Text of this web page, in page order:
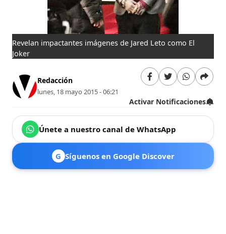
Revelan impactantes imágenes de Jared Leto como El
Joker
Redacción
lunes, 18 mayo 2015 - 06:21
Activar Notificaciones
Únete a nuestro canal de WhatsApp
G Síguenos en Google Discover